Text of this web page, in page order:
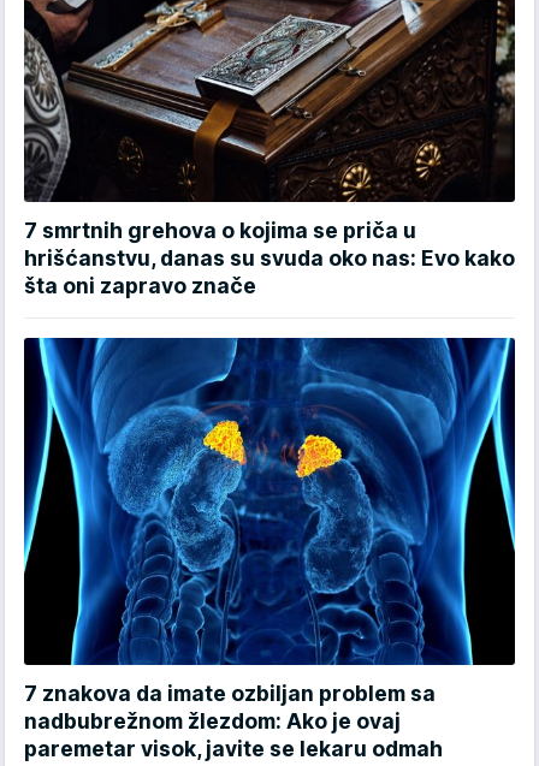
7 smrtnih grehova o kojima se priča u
hrišćanstvu, danas su svuda oko nas: Evo kako
šta oni zapravo znače
7 znakova da imate ozbiljan problem sa
nadbubrežnom žlezdom: Ako je ovaj
paremetar visok, javite se lekaru odmah